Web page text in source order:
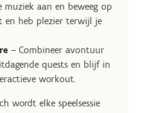
muziek aan en beweeg op
en heb plezier terwijl je
– Combineer avontuur
quests en blijf in
workout.
wordt elke speelsessie